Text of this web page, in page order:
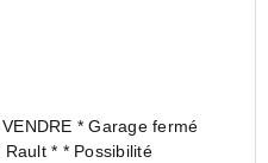
* Garage fermé